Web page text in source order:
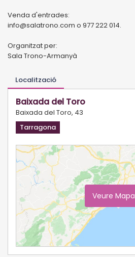
Venda d'entrades:
info@salatrono.com o 977 222 014.
Organitzat per:
Sala Trono-Armanyà
Localització
Baixada del Toro
Baixada del Toro, 43
Tarragona
Veure Mapa